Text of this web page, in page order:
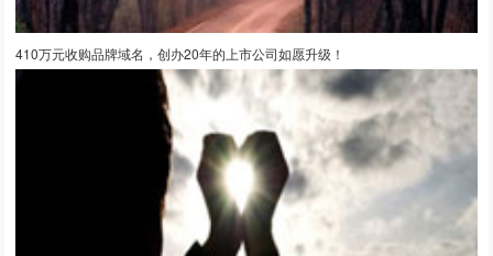
410万元收购品牌域名，创办20年的上市公司如愿升级！